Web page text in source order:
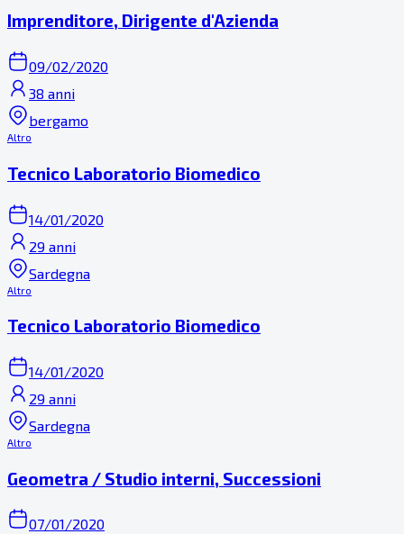
Imprenditore, Dirigente d'Azienda
09/02/2020
38 anni
bergamo
Altro
Tecnico Laboratorio Biomedico
14/01/2020
29 anni
Sardegna
Altro
Tecnico Laboratorio Biomedico
14/01/2020
29 anni
Sardegna
Altro
Geometra / Studio interni, Successioni
07/01/2020